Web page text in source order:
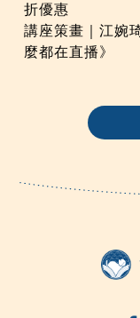
折優惠
講座策畫｜江婉
麼都在直播》